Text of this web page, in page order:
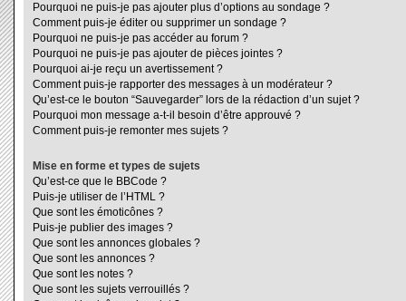
Pourquoi ne puis-je pas ajouter plus d’options au sondage ?
Comment puis-je éditer ou supprimer un sondage ?
Pourquoi ne puis-je pas accéder au forum ?
Pourquoi ne puis-je pas ajouter de pièces jointes ?
Pourquoi ai-je reçu un avertissement ?
Comment puis-je rapporter des messages à un modérateur ?
Qu’est-ce le bouton “Sauvegarder” lors de la rédaction d’un sujet ?
Pourquoi mon message a-t-il besoin d’être approuvé ?
Comment puis-je remonter mes sujets ?
Mise en forme et types de sujets
Qu’est-ce que le BBCode ?
Puis-je utiliser de l’HTML ?
Que sont les émoticônes ?
Puis-je publier des images ?
Que sont les annonces globales ?
Que sont les annonces ?
Que sont les notes ?
Que sont les sujets verrouillés ?